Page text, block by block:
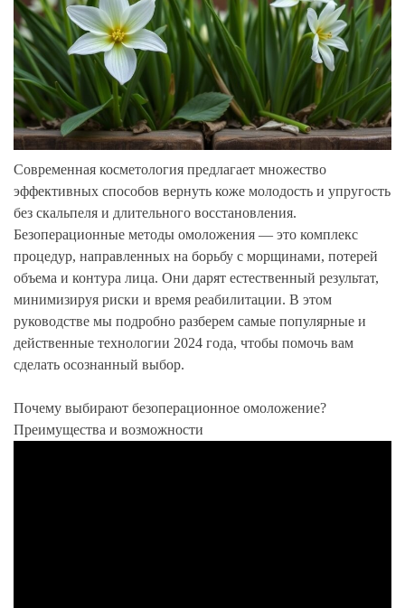
Современная косметология предлагает множество
эффективных способов вернуть коже молодость и упругость
без скальпеля и длительного восстановления.
Безоперационные методы омоложения — это комплекс
процедур, направленных на борьбу с морщинами, потерей
объема и контура лица. Они дарят естественный результат,
минимизируя риски и время реабилитации. В этом
руководстве мы подробно разберем самые популярные и
действенные технологии 2024 года, чтобы помочь вам
сделать осознанный выбор.
Почему выбирают безоперационное омоложение?
Преимущества и возможности